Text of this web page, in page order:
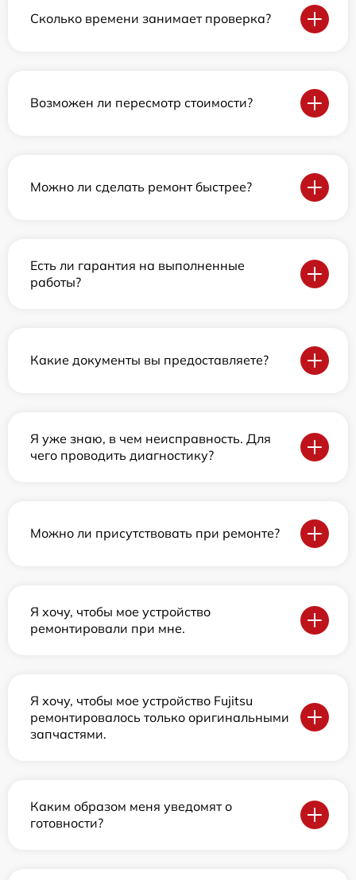
Сколько времени занимает проверка?
Возможен ли пересмотр стоимости?
Можно ли сделать ремонт быстрее?
Есть ли гарантия на выполненные
работы?
Какие документы вы предоставляете?
Я уже знаю, в чем неисправность. Для
чего проводить диагностику?
Можно ли присутствовать при ремонте?
Я хочу, чтобы мое устройство
ремонтировали при мне.
Я хочу, чтобы мое устройство Fujitsu
ремонтировалось только оригинальными
запчастями.
Каким образом меня уведомят о
готовности?